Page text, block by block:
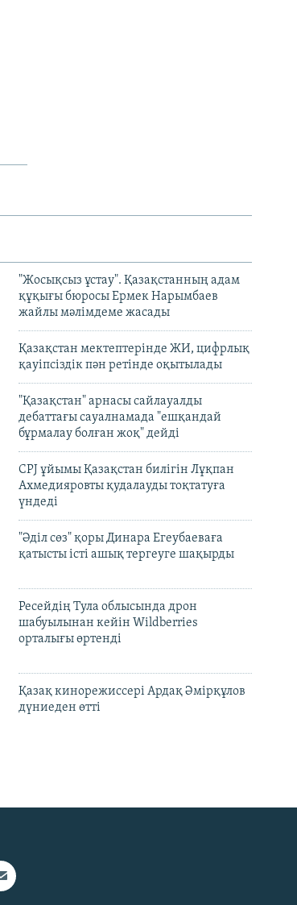
"Жосықсыз ұстау". Қазақстанның адам
құқығы бюросы Ермек Нарымбаев
жайлы мәлімдеме жасады
Қазақстан мектептерінде ЖИ, цифрлық
қауіпсіздік пән ретінде оқытылады
"Қазақстан" арнасы сайлауалды
дебаттағы сауалнамада "ешқандай
бұрмалау болған жоқ" дейді
CPJ ұйымы Қазақстан билігін Лұқпан
Ахмедияровты қудалауды тоқтатуға
үндеді
"Әділ сөз" қоры Динара Егеубаеваға
қатысты істі ашық тергеуге шақырды
Ресейдің Тула облысында дрон
шабуылынан кейін Wildberries
орталығы өртенді
Қазақ кинорежиссері Ардақ Әмірқұлов
дүниеден өтті